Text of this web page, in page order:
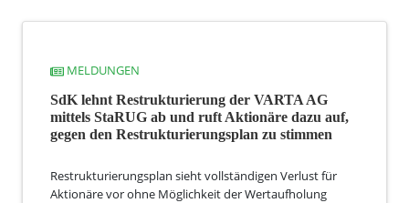
MELDUNGEN
SdK lehnt Restrukturierung der VARTA AG
mittels StaRUG ab und ruft Aktionäre dazu auf,
gegen den Restrukturierungsplan zu stimmen
Restrukturierungsplan sieht vollständigen Verlust für
Aktionäre vor ohne Möglichkeit der Wertaufholung